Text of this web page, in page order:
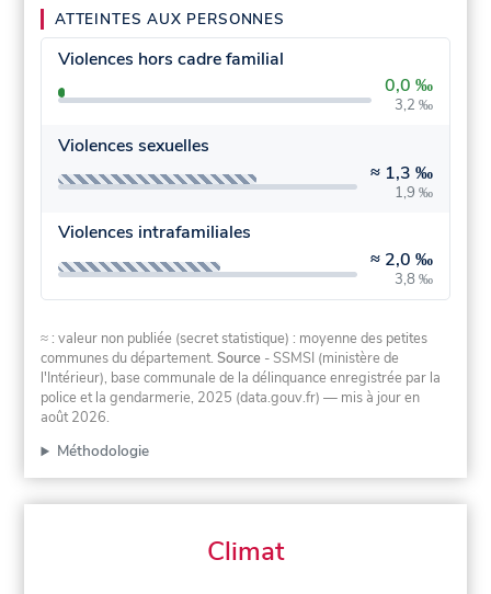
ATTEINTES AUX PERSONNES
Violences hors cadre familial
0,0 ‰
3,2 ‰
Violences sexuelles
≈ 1,3 ‰
1,9 ‰
Violences intrafamiliales
≈ 2,0 ‰
3,8 ‰
≈ : valeur non publiée (secret statistique) : moyenne des petites
communes du département.Source - SSMSI (ministère de
l'Intérieur), base communale de la délinquance enregistrée par la
police et la gendarmerie, 2025 (data.gouv.fr) — mis à jour en
août 2026.
Méthodologie
Climat